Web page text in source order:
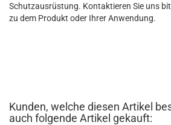
Schutzausrüstung. Kontaktieren Sie uns
zu dem Produkt oder Ihrer Anwendung.
Kunden, welche diesen Artikel
auch folgende Artikel gekauft: